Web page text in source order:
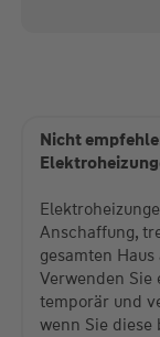
Nicht
Anschaffung,
gesamten
Verwenden
temporär und
wenn Sie diese